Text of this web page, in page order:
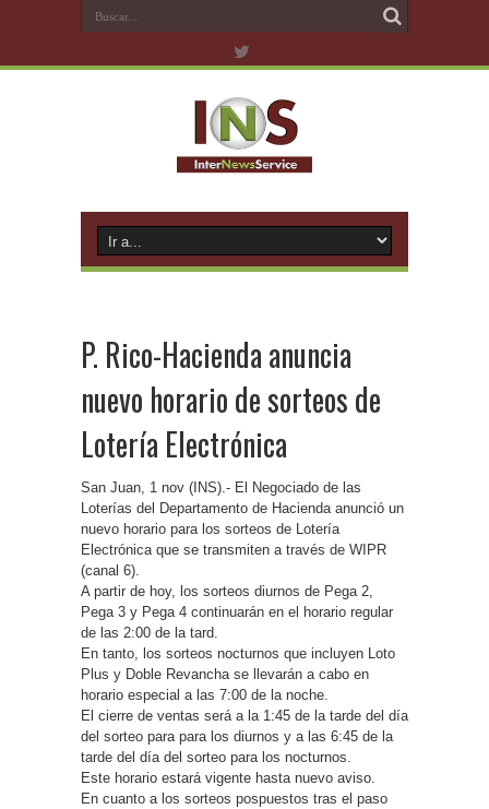
P. Rico-Hacienda anuncia
nuevo horario de sorteos de
Lotería Electrónica
San Juan, 1 nov (INS).- El Negociado de las
Loterías del Departamento de Hacienda anunció un
nuevo horario para los sorteos de Lotería
Electrónica que se transmiten a través de WIPR
(canal 6).
A partir de hoy, los sorteos diurnos de Pega 2,
Pega 3 y Pega 4 continuarán en el horario regular
de las 2:00 de la tard.
En tanto, los sorteos nocturnos que incluyen Loto
Plus y Doble Revancha se llevarán a cabo en
horario especial a las 7:00 de la noche.
El cierre de ventas será a la 1:45 de la tarde del día
del sorteo para para los diurnos y a las 6:45 de la
tarde del día del sorteo para los nocturnos.
Este horario estará vigente hasta nuevo aviso.
En cuanto a los sorteos pospuestos tras el paso